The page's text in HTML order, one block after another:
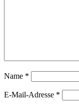
Name *
E-Mail-Adresse *